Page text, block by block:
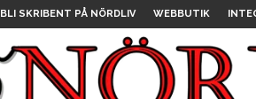
BLI SKRIBENT PÅ NÖRDLIV WEBBUTIK